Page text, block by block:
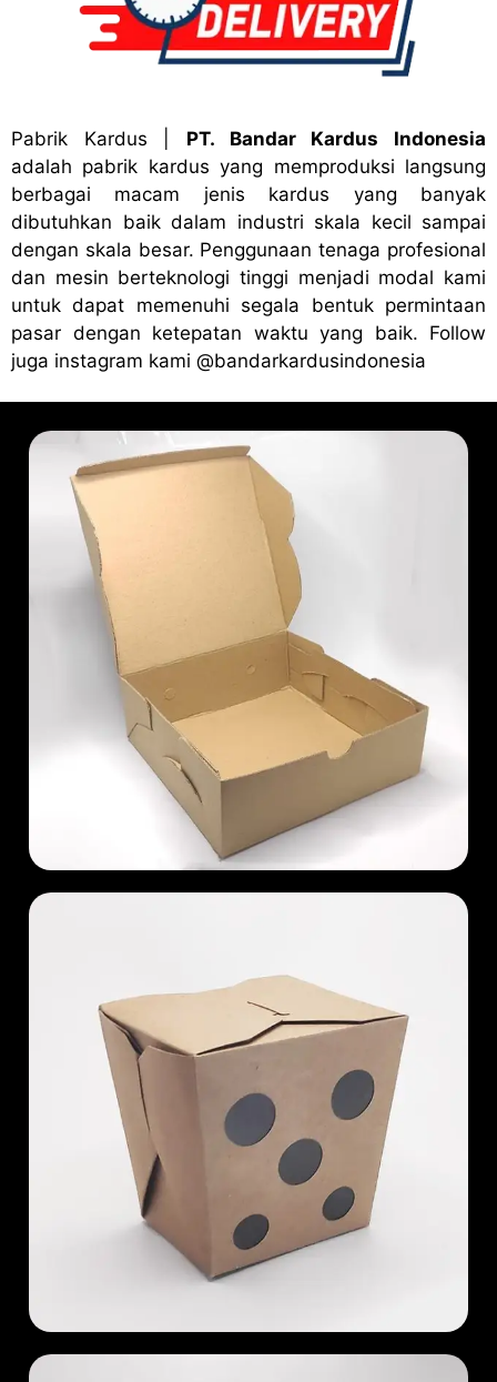
Pabrik Kardus
PT. Bandar Kardus Indonesia
adalah pabrik kardus yang memproduksi langsung
berbagai macam jenis kardus yang banyak
dibutuhkan baik dalam industri skala kecil sampai
dengan skala besar. Penggunaan tenaga profesional
dan mesin berteknologi tinggi menjadi modal kami
untuk dapat memenuhi segala bentuk permintaan
pasar dengan ketepatan waktu yang baik. Follow
juga instagram kami @bandarkardusindonesia